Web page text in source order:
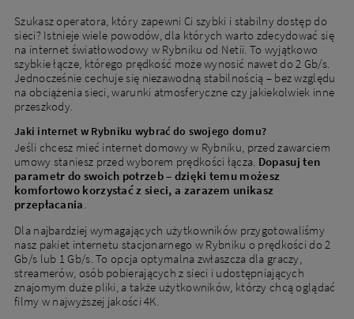
Szukasz operatora, który zapewni Ci szybki i stabilny dostęp do
sieci? Istnieje wiele powodów, dla których warto zdecydować się
na internet światłowodowy w Rybniku od Netii. To wyjątkowo
szybkie łącze, którego prędkość może wynosić nawet do 2 Gb/s.
Jednocześnie cechuje się niezawodną stabilnością – bez względu
na obciążenia sieci, warunki atmosferyczne czy jakiekolwiek inne
przeszkody.
Jaki internet w Rybniku wybrać do swojego domu?
Jeśli chcesz mieć internet domowy w Rybniku, przed zawarciem
umowy staniesz przed wyborem prędkości łącza. Dopasuj ten
parametr do swoich potrzeb – dzięki temu możesz
komfortowo korzystać z sieci, a zarazem unikasz
przepłacania.
Dla najbardziej wymagających użytkowników przygotowaliśmy
nasz pakiet internetu stacjonarnego w Rybniku o prędkości do 2
Gb/s lub 1 Gb/s. To opcja optymalna zwłaszcza dla graczy,
streamerów, osób pobierających z sieci i udostępniających
znajomym duże pliki, a także użytkowników, którzy chcą oglądać
filmy w najwyższej jakości 4K.
Nowi klienci
Podaj adres, aby dopasować ofertę do Twojej
lokalizacji
Miejscowość
Ulica
Nr domu Nr mieszkania
DOPASUJ OFERTY